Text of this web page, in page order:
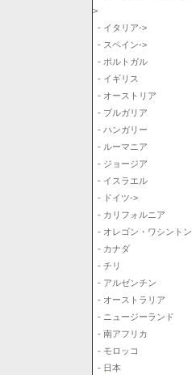
>
- イタリア->
- スペイン->
- ポルトガル
- イギリス
- オーストリア
- ブルガリア
- ハンガリー
- ルーマニア
- ジョージア
- イスラエル
- ドイツ->
- カリフォルニア
- オレゴン・ワシントン
- カナダ
- チリ
- アルゼンチン
- オーストラリア
- ニュージーランド
- 南アフリカ
- モロッコ
- 日本